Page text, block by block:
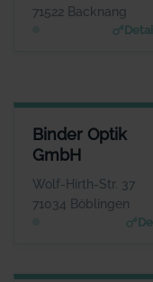
71522 Backnang
www.beis-
Binder Optik
GmbH
Wolf-Hirth-Str. 37
71034 Böblingen
BINDER OPTIK GMBH
Herr Helmut Baur
www.binder-optik.de